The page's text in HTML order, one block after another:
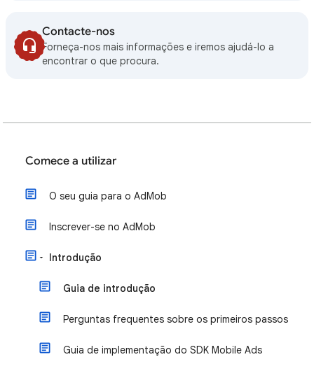
Contacte-nos
Forneça-nos mais informações e iremos ajudá-lo a
encontrar o que procura.
Comece a utilizar
O seu guia para o AdMob
Inscrever-se no AdMob
Introdução
Guia de introdução
Perguntas frequentes sobre os primeiros passos
Guia de implementação do SDK Mobile Ads